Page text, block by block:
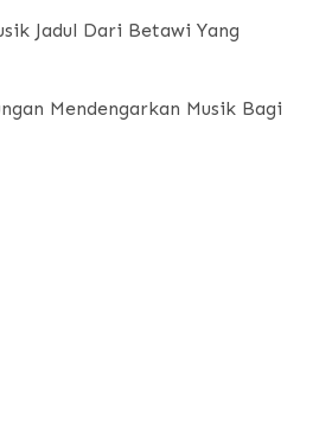
Jadul Dari Betawi Yang
Mendengarkan Musik Bagi